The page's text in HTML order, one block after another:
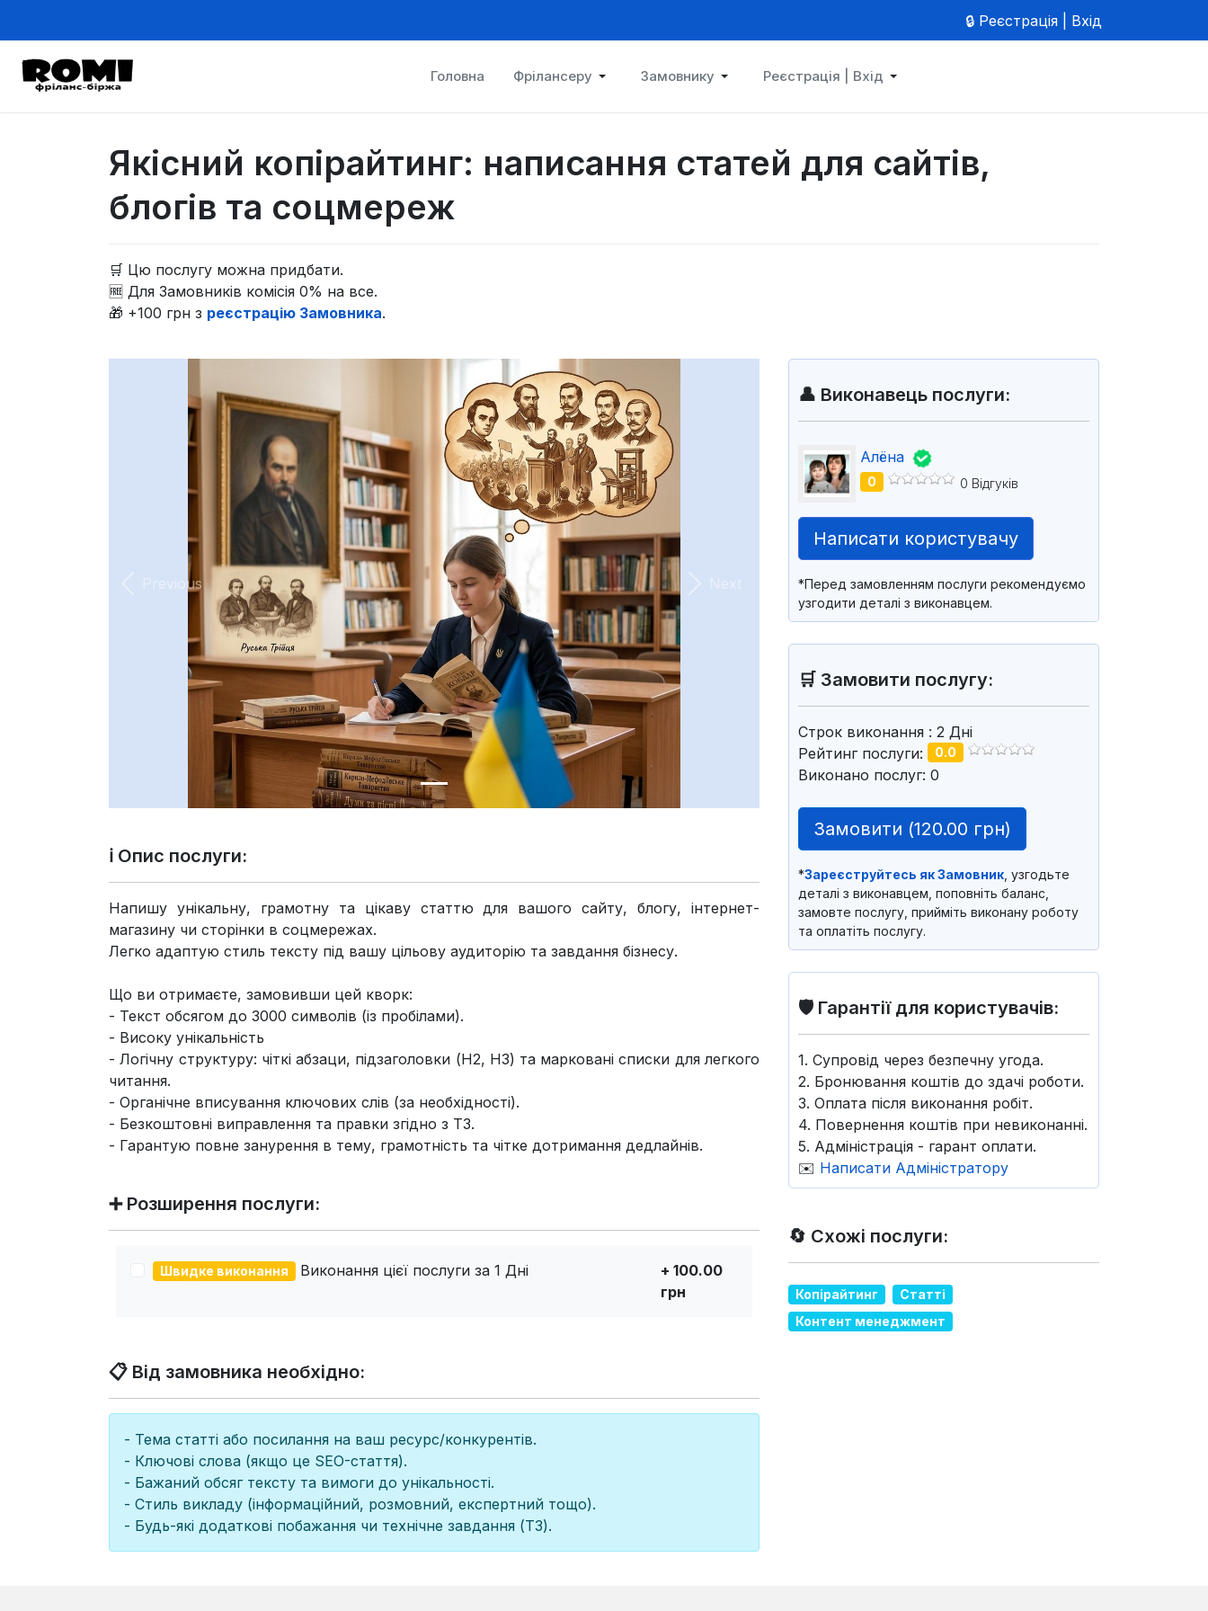
🔒 Реєстрація | Вхід
Головна Фрілансеру Замовнику Реєстрація | Вхід
Якісний копірайтинг: написання статей для сайтів,
блогів та соцмереж
🛒 Цю послугу можна придбати.
🆓 Для Замовників комісія 0% на все.
🎁 +100 грн з реєстрацію Замовника.
Previous
ℹ️ Опис послуги:
Напишу унікальну, грамотну та цікаву статтю для вашого сайту, блогу, інтернет-
магазину чи сторінки в соцмережах.
Легко адаптую стиль тексту під вашу цільову аудиторію та завдання бізнесу.
Що ви отримаєте, замовивши цей кворк:
- Текст обсягом до 3000 символів (із пробілами).
- Високу унікальність
- Логічну структуру: чіткі абзаци, підзаголовки (H2, H3) та марковані списки для легкого
читання.
- Органічне вписування ключових слів (за необхідності).
- Безкоштовні виправлення та правки згідно з ТЗ.
- Гарантую повне занурення в тему, грамотність та чітке дотримання дедлайнів.
➕ Розширення послуги:
Швидке виконання Виконання цієї послуги за 1 Дні
+ 100.00
грн
📋 Від замовника необхідно:
- Тема статті або посилання на ваш ресурс/конкурентів.
- Ключові слова (якщо це SEO-стаття).
- Бажаний обсяг тексту та вимоги до унікальності.
- Стиль викладу (інформаційний, розмовний, експертний тощо).
- Будь-які додаткові побажання чи технічне завдання (ТЗ).
👤 Виконавець послуги:
Алёна
0 0 Відгуків
Написати користувачу
*Перед замовленням послуги рекомендуємо
узгодити деталі з виконавцем.
🛒 Замовити послугу:
Строк виконання : 2 Дні
Рейтинг послуги:
0.0
Виконано послуг: 0
Замовити (120.00 грн)
*Зареєструйтесь як Замовник, узгодьте
деталі з виконавцем, поповніть баланс,
замовте послугу, прийміть виконану роботу
та оплатіть послугу.
🛡️ Гарантії для користувачів:
1. Супровід через безпечну угода.
2. Бронювання коштів до здачі роботи.
3. Оплата після виконання робіт.
4. Повернення коштів при невиконанні.
5. Адміністрація - гарант оплати.
✉️ Написати Адміністратору
🔄 Схожі послуги:
Копірайтинг
Статті
Контент менеджмент